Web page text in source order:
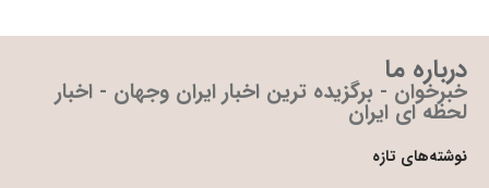
درباره ما
خبرخوان - برگزیده ترین اخبار ایران وجهان - اخبار
لحظه ای ایران
نوشته‌های تازه